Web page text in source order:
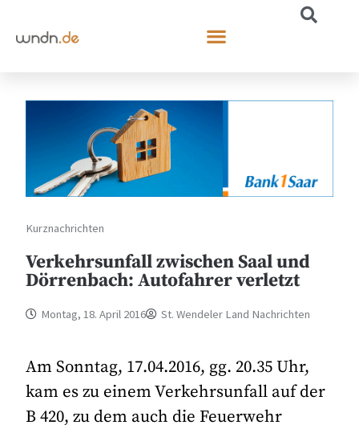
Kurznachrichten
Verkehrsunfall zwischen Saal und
Dörrenbach: Autofahrer verletzt
Montag, 18. April 2016 St. Wendeler Land Nachrichten
Am Sonntag, 17.04.2016, gg. 20.35 Uhr,
kam es zu einem Verkehrsunfall auf der
B 420, zu dem auch die Feuerwehr